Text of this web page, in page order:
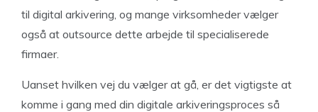
til digital arkivering, og mange virksomheder vælger
også at outsource dette arbejde til specialiserede
firmaer.
Uanset hvilken vej du vælger at gå, er det vigtigste at
komme i gang med din digitale arkiveringsproces så